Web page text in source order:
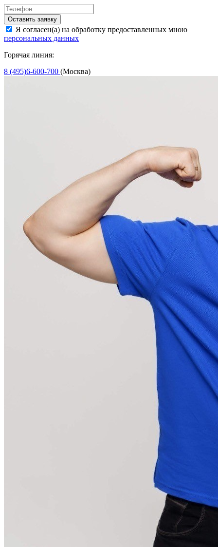
Оставить заявку
Я согласен(а) на обработку предоставленных мною
персональных данных
Горячая линия:
8 (495)6-600-700 (Москва)